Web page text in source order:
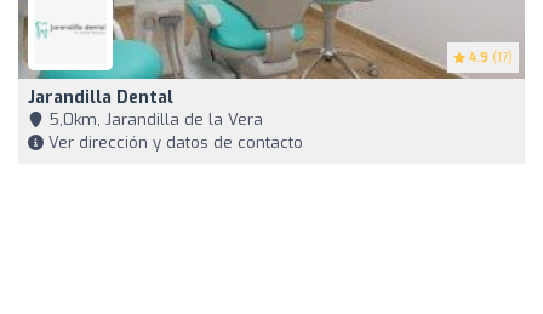
4.9 (17)
Jarandilla Dental
5,0km, Jarandilla de la Vera
Ver dirección y datos de contacto